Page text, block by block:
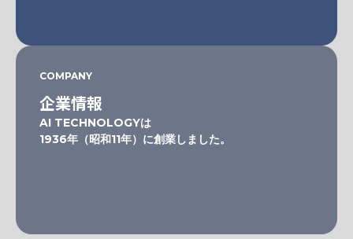
COMPANY
企業情報
AI TECHNOLOGYは
1936年（昭和11年）に創業しました。